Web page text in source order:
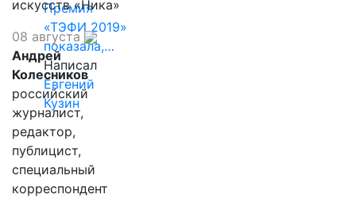
Премия
«ТЭФИ 2019»
показала,…
Написал
Евгений
Кузин
искусств «Ника»
08 августа
Андрей
Колесников
российский
журналист,
редактор,
публицист,
специальный
корреспондент